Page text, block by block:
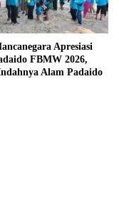
Apresiasi
FBMW 2026,
Alam Padaido